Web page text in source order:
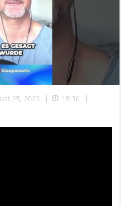
25, 2023 | 15:30 |